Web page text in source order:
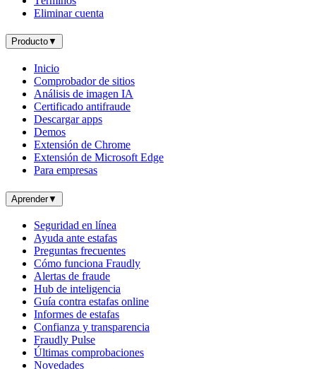
Eliminar cuenta
Producto▼
Inicio
Comprobador de sitios
Análisis de imagen IA
Certificado antifraude
Descargar apps
Demos
Extensión de Chrome
Extensión de Microsoft Edge
Para empresas
Aprender▼
Seguridad en línea
Ayuda ante estafas
Preguntas frecuentes
Cómo funciona Fraudly
Alertas de fraude
Hub de inteligencia
Guía contra estafas online
Informes de estafas
Confianza y transparencia
Fraudly Pulse
Últimas comprobaciones
Novedades